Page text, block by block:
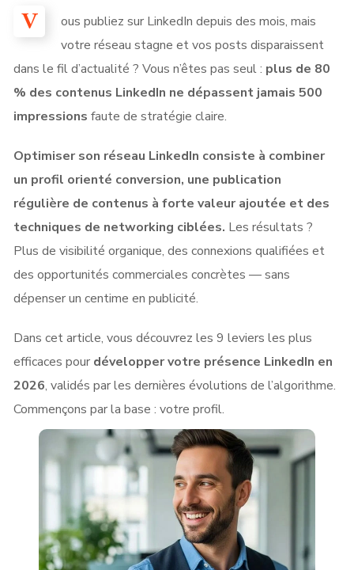
V
ous publiez sur LinkedIn depuis des mois, mais
votre réseau stagne et vos posts disparaissent
dans le fil d’actualité ? Vous n’êtes pas seul : plus de 80
% des contenus LinkedIn ne dépassent jamais 500
impressions faute de stratégie claire.
Optimiser son réseau LinkedIn consiste à combiner
un profil orienté conversion, une publication
régulière de contenus à forte valeur ajoutée et des
techniques de networking ciblées. Les résultats ?
Plus de visibilité organique, des connexions qualifiées et
des opportunités commerciales concrètes — sans
dépenser un centime en publicité.
Dans cet article, vous découvrez les 9 leviers les plus
efficaces pour développer votre présence LinkedIn en
2026, validés par les dernières évolutions de l’algorithme.
Commençons par la base : votre profil.